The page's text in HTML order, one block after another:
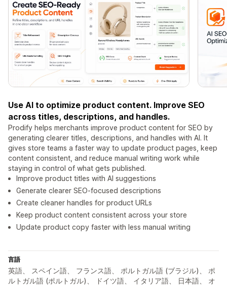
Use AI to optimize product content. Improve SEO
across titles, descriptions, and handles.
Prodify helps merchants improve product content for SEO by
generating clearer titles, descriptions, and handles with AI. It
gives store teams a faster way to update product pages, keep
content consistent, and reduce manual writing work while
staying in control of what gets published.
Improve product titles with AI suggestions
Generate clearer SEO-focused descriptions
Create cleaner handles for product URLs
Keep product content consistent across your store
Update product copy faster with less manual writing
言語
英語、 スペイン語、 フランス語、 ポルトガル語 (ブラジル)、 ポ
ルトガル語 (ポルトガル)、 ドイツ語、 イタリア語、 日本語、 オ